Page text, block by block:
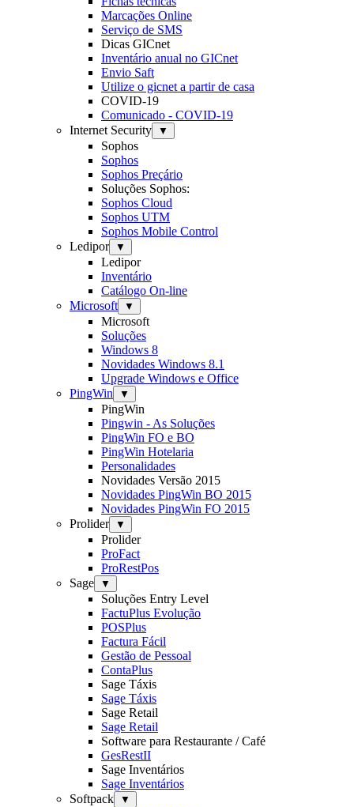
Marcações Online
Serviço de SMS
Dicas GICnet
Inventário anual no GICnet
Envio Saft
Utilize o gicnet a partir de casa
COVID-19
Comunicado - COVID-19
Internet Security
▼
Sophos
Sophos
Sophos Preçário
Soluções Sophos:
Sophos Cloud
Sophos UTM
Sophos Mobile Control
Ledipor
▼
Ledipor
Inventário
Catálogo On-line
Microsoft
▼
Microsoft
Soluções
Windows 8
Novidades Windows 8.1
Upgrade Windows e Office
PingWin
▼
PingWin
Pingwin - As Soluções
PingWin FO e BO
PingWin Hotelaria
Personalidades
Novidades Versão 2015
Novidades PingWin BO 2015
Novidades PingWin FO 2015
Prolider
▼
Prolider
ProFact
ProRestPos
Sage
▼
Soluções Entry Level
FactuPlus Evolução
POSPlus
Factura Fácil
Gestão de Pessoal
ContaPlus
Sage Táxis
Sage Táxis
Sage Retail
Sage Retail
Software para Restaurante / Café
GesRestII
Sage Inventários
Sage Inventários
Softpack
▼